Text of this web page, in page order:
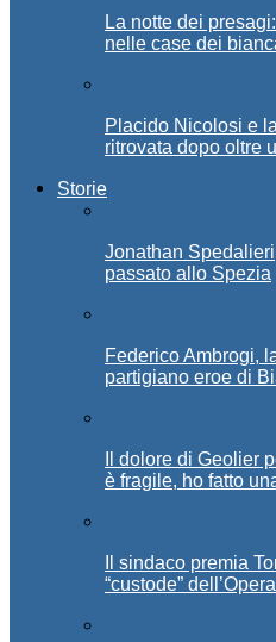
La notte dei
nelle case dei
Placido Nicolosi e
ritrovata dopo oltre
Storie
Jonathan
passato allo Spezia
Federico Ambrogi,
partigiano eroe di
Il dolore di Geolier
è fragile, ho fatto
Il sindaco premia
“custode”